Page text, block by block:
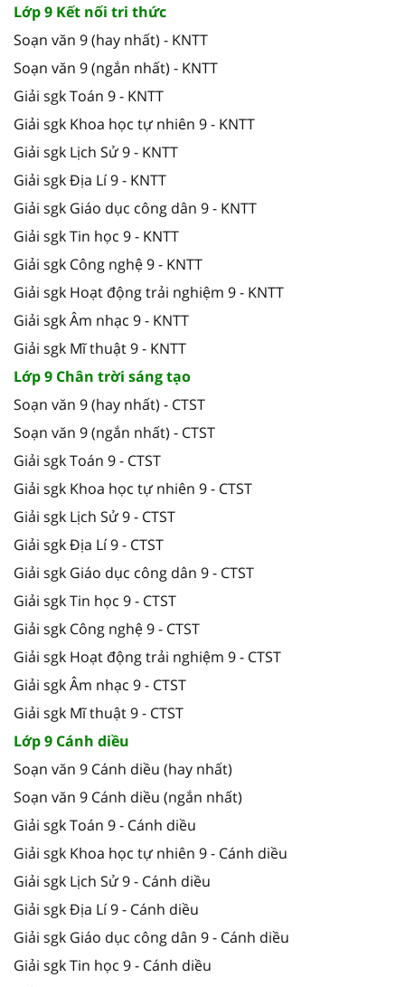
Lớp 9 Kết nối tri thức
Soạn văn 9 (hay nhất) - KNTT
Soạn văn 9 (ngắn nhất) - KNTT
Giải sgk Toán 9 - KNTT
Giải sgk Khoa học tự nhiên 9 - KNTT
Giải sgk Lịch Sử 9 - KNTT
Giải sgk Địa Lí 9 - KNTT
Giải sgk Giáo dục công dân 9 - KNTT
Giải sgk Tin học 9 - KNTT
Giải sgk Công nghệ 9 - KNTT
Giải sgk Hoạt động trải nghiệm 9 - KNTT
Giải sgk Âm nhạc 9 - KNTT
Giải sgk Mĩ thuật 9 - KNTT
Lớp 9 Chân trời sáng tạo
Soạn văn 9 (hay nhất) - CTST
Soạn văn 9 (ngắn nhất) - CTST
Giải sgk Toán 9 - CTST
Giải sgk Khoa học tự nhiên 9 - CTST
Giải sgk Lịch Sử 9 - CTST
Giải sgk Địa Lí 9 - CTST
Giải sgk Giáo dục công dân 9 - CTST
Giải sgk Tin học 9 - CTST
Giải sgk Công nghệ 9 - CTST
Giải sgk Hoạt động trải nghiệm 9 - CTST
Giải sgk Âm nhạc 9 - CTST
Giải sgk Mĩ thuật 9 - CTST
Lớp 9 Cánh diều
Soạn văn 9 Cánh diều (hay nhất)
Soạn văn 9 Cánh diều (ngắn nhất)
Giải sgk Toán 9 - Cánh diều
Giải sgk Khoa học tự nhiên 9 - Cánh diều
Giải sgk Lịch Sử 9 - Cánh diều
Giải sgk Địa Lí 9 - Cánh diều
Giải sgk Giáo dục công dân 9 - Cánh diều
Giải sgk Tin học 9 - Cánh diều